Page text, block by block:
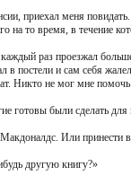
приехал меня
на то время, в течение
раз проезжал
в постели и сам себя
Никто не мог мне
готовы были сделать
Или принести
другую книгу?»